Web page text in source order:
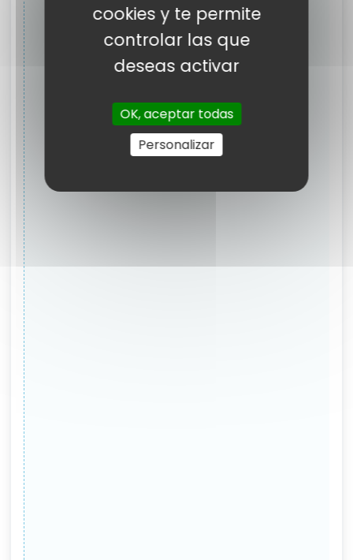
cookies y te permite
controlar las que
deseas activar
OK, aceptar todas
Personalizar